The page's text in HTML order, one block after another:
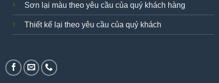
Sơn lại màu theo yêu cầu của quý khách hàng
Thiết kế lại theo yêu cầu của quý khách